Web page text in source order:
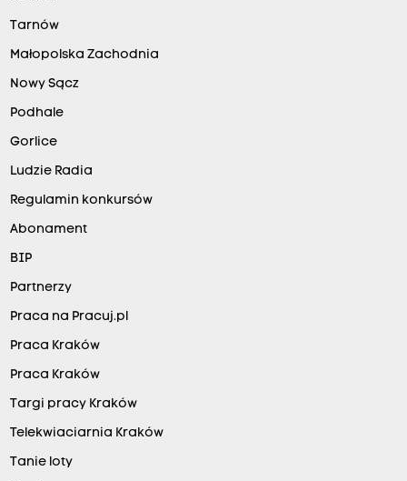
Tarnów
Małopolska Zachodnia
Nowy Sącz
Podhale
Gorlice
Ludzie Radia
Regulamin konkursów
Abonament
BIP
Partnerzy
Praca na Pracuj.pl
Praca Kraków
Praca Kraków
Targi pracy Kraków
Telekwiaciarnia Kraków
Tanie loty